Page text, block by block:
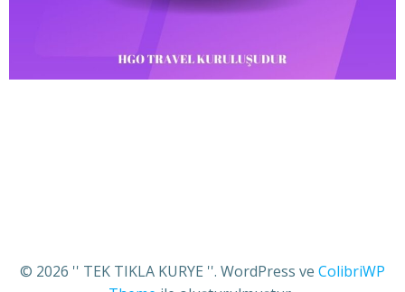
© 2026 '' TEK TIKLA KURYE ''. WordPress ve ColibriWP